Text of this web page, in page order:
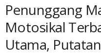
Penunggang
Motosikal
Utama, Putatan